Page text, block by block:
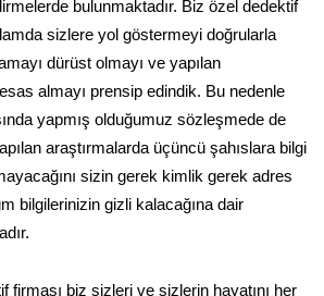
bulunmaktadır. Biz özel dedektif
sizlere yol göstermeyi doğrularla
dürüst olmayı ve yapılan
almayı prensip edindik. Bu nedenle
yapmış olduğumuz sözleşmede de
araştırmalarda üçüncü şahıslara bilgi
sizin gerek kimlik gerek adres
bilgilerinizin gizli kalacağına dair
firması biz sizleri ve sizlerin hayatını her